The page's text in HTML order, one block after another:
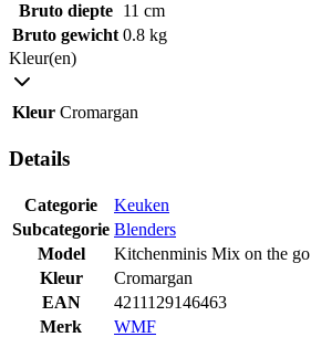
Bruto diepte
11 cm
Bruto gewicht 0.8 kg
Kleur(en)
Kleur Cromargan
Details
Categorie
Keuken
Subcategorie Blenders
Model
Kitchenminis Mix on the go
Kleur
Cromargan
EAN
4211129146463
Merk
WMF